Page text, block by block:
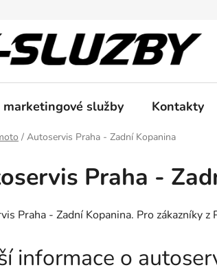
služby Kontakty
/ Autoservis Praha - Zadní Kopanina
Praha -
Praha - Zadní Kopanina. Pro zákazníky
informace o